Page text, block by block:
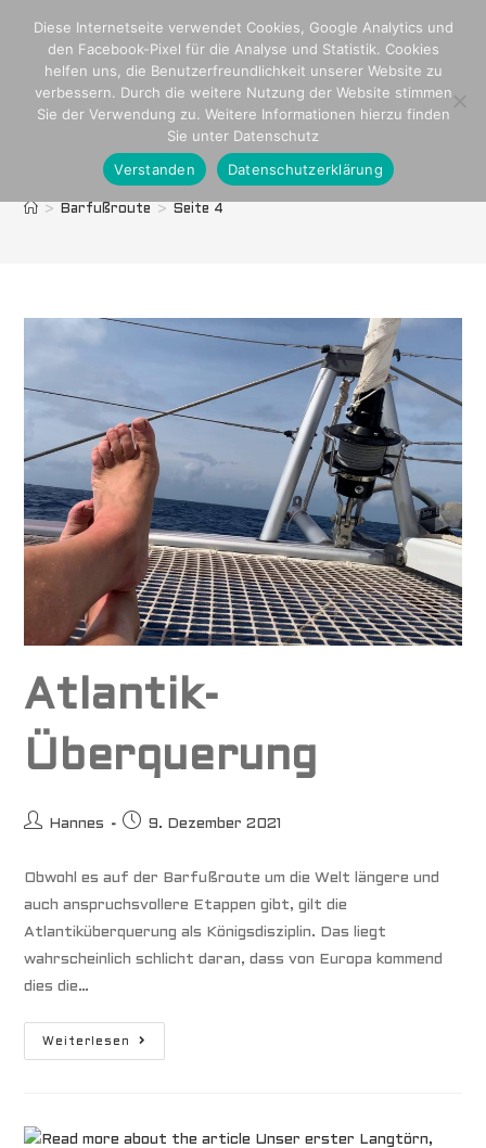
springen
Barfußroute
> Barfußroute > Seite 4
Atlantik-
Überquerung
Beitrags-
Hannes
Beitrag9. Dezember 2021
Obwohl es auf der Barfußroute um die Welt längere und
auch anspruchsvollere Etappen gibt, gilt die
Atlantiküberquerung als Königsdisziplin. Das liegt
wahrscheinlich schlicht daran, dass von Europa kommend
dies die…
Weiterlesen
Atlantik-
Diese Internetseite verwendet Cookies, Google Analytics und
den Facebook-Pixel für die Analyse und Statistik. Cookies
helfen uns, die Benutzerfreundlichkeit unserer Website zu
verbessern. Durch die weitere Nutzung der Website stimmen
Sie der Verwendung zu. Weitere Informationen hierzu finden
Sie unter Datenschutz
Verstanden
Datenschutzerklärung